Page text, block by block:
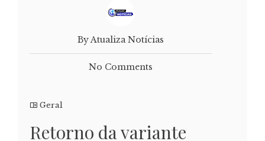
By Atualiza Notícias
No Comments
Geral
Retorno da variante